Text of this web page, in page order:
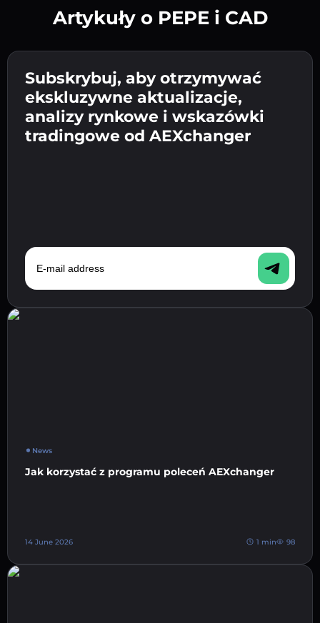
Wpisz adres swojego portfela
kryptowalutowego 👉 przejdź do następnego
kroku.
Potwierdź swoją tożsamość 👉 przejdź do
ostatniego kroku.
Wyślij depozyt 👉 odbierz kryptowalutę lub
walutę fiat w swoim portfelu.
Artykuły o PEPE i CAD
Subskrybuj, aby otrzymywać
ekskluzywne aktualizacje,
analizy rynkowe i wskazówki
tradingowe od AEXchanger
E-mail address
News
Jak korzystać z programu poleceń AEXchanger
14 June 2026 1 min 98